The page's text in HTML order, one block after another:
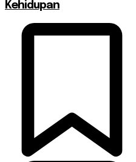
Kehidupan